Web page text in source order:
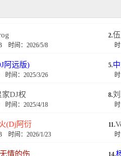
时间：2026/5/8
2.
阿远版)
时间：2025/3/26
5.
DJ权
时间：2025/4/18
8.
(Dj阿衍
时间：2026/1/23
11.
情的伤_ 14.